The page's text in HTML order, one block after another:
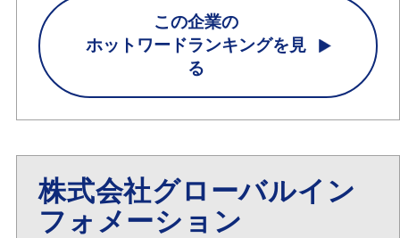
この企業の
ホットワードランキングを見
る
株式会社グローバルイン
フォメーション